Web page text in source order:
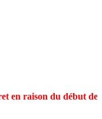
en raison du début